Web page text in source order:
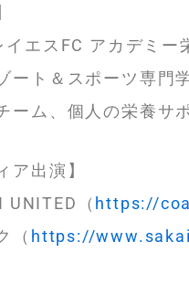
イエスFC アカデミー
ート＆スポーツ専門
ーム、個人の栄養サ
ア出演】
UNITED（ https://
（ https://